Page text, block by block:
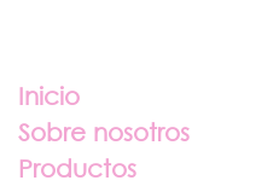
Inicio
Sobre nosotros
Productos